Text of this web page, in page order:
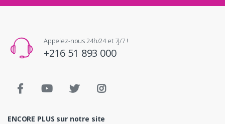
Appelez-nous 24h/24 et 7j/7 !
+216 51 893 000
ENCORE PLUS sur notre site